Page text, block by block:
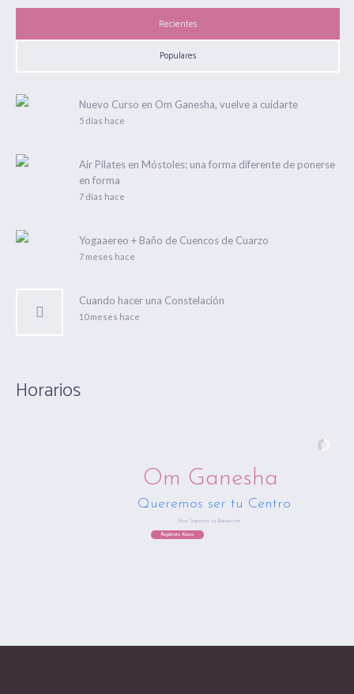
Recientes
Populares
Nuevo Curso en Om Ganesha, vuelve a cuidarte
5 días hace
Air Pilates en Móstoles: una forma diferente de ponerse
en forma
7 días hace
Yogaaereo + Baño de Cuencos de Cuarzo
7 meses hace
Cuando hacer una Constelación
10 meses hace
Horarios
Regístrate Ahora
Om Ganesha
Queremos ser tu Centro
Nos Importa tu Bienestar